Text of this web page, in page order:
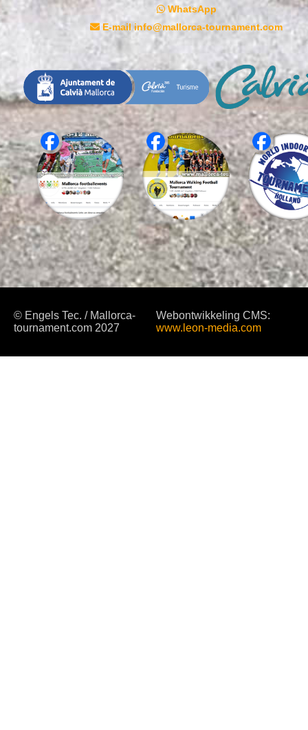
WhatsApp
E-mail info@mallorca-tournament.com
© Engels Tec. / Mallorca-
tournament.com 2027
Webontwikkeling CMS:
www.leon-media.com